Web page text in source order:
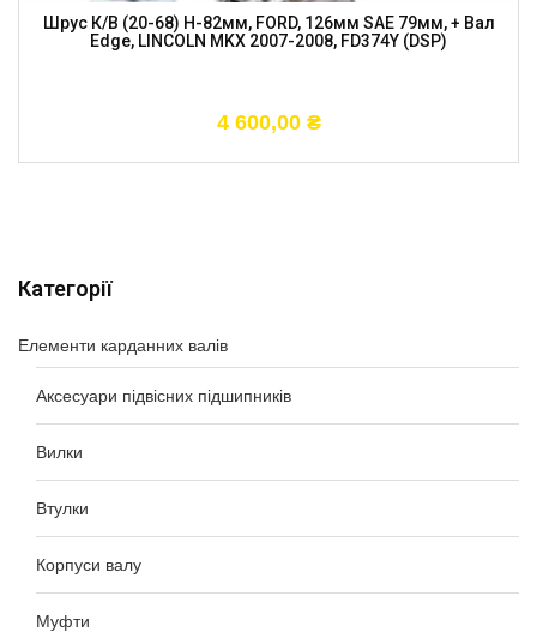
Категорії
Елементи карданних валів
Аксесуари підвісних підшипників
Вилки
Втулки
Корпуси валу
Муфти
Шрус К/в (20-68) H-82мм, FORD, 126мм SAE 79мм, + Вал
Edge, LINCOLN MKX 2007-2008, FD374Y (DSP)
4 600,00 ₴